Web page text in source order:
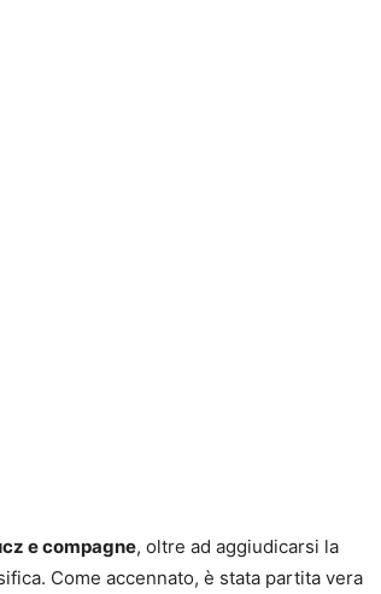
e compagne, oltre ad aggiudicarsi la
Come accennato, è stata partita vera